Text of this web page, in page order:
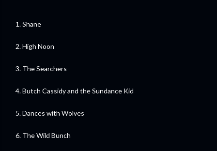
1. Shane
2. High Noon
3. The Searchers
4. Butch Cassidy and the Sundance Kid
5. Dances with Wolves
6. The Wild Bunch